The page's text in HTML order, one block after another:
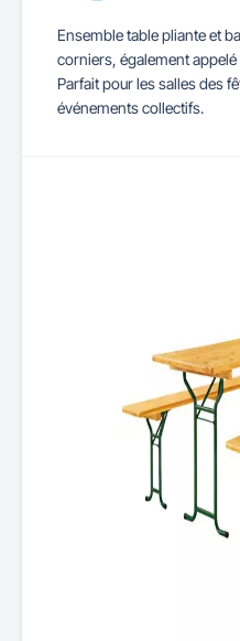
Ensemble table pliante et
corniers, également
Parfait pour les salles des
événements collectifs.